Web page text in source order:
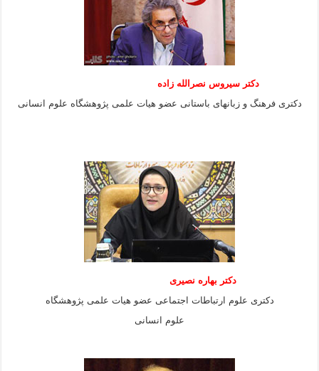
دکتر سیروس نصرالله زاده
دکتری فرهنگ و زبانهای باستانی عضو هیات علمی پژوهشگاه علوم انسانی
دکتر بهاره نصیری
دکتری علوم ارتباطات اجتماعی عضو هیات علمی پژوهشگاه
علوم انسانی